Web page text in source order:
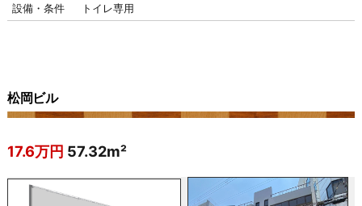
設備・条件
トイレ専用
松岡ビル
17.6万円 57.32m²